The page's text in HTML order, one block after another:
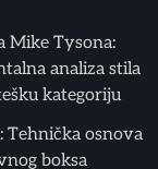
Mike Tysona:
analiza stila
kategoriju
Tehnička osnova
boksa